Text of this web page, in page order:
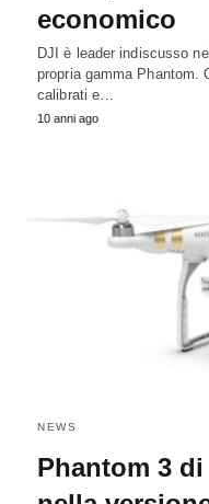
economico
DJI è leader indiscusso
propria gamma Phantom.
calibrati e…
10 anni ago
NEWS
Phantom 3